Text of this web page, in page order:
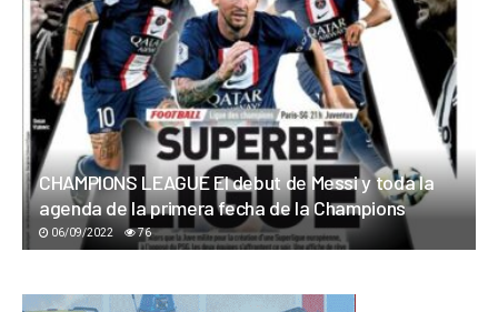
CHAMPIONS LEAGUE El debut de Messi y toda la
agenda de la primera fecha de la Champions
06/09/2022 76